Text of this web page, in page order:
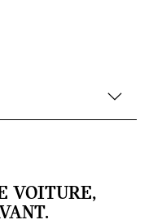
VOITURE,